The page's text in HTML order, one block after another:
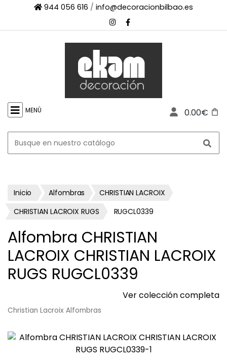
944 056 616 / info@decoracionbilbao.es
MENÚ 0.00€
INICIO
SHOWROOM
ESPACIO
PROYECTOS
Inicio Alfombras
CHRISTIAN LACROIX
CHRISTIAN LACROIX RUGS
RUGCL0339
Alfombra CHRISTIAN
LACROIX CHRISTIAN LACROIX
RUGS RUGCL0339
Ver colección completa
Christian Lacroix Alfombras